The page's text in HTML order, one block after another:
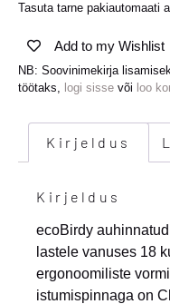
Tasuta tarne pakiautomaati
Add to my Wishlist
NB: Soovinimekirja
töötaks,
logi sisse või loo
Kirjeldus
Kirjeldus
ecoBirdy
lastele vanuses 18
ergonoomiliste
istumispinnaga on